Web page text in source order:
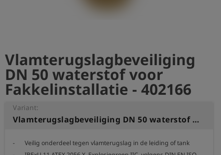
Vlamterugslagbeveiliging
DN 50 waterstof voor
Fakkelinstallatie - 402166
Variant:
Vlamterugslagbeveiliging DN 50 waterstof voor Fakkelinstallatie
-	Veilig onderdeel tegen vlamterugslag in de leiding of tank